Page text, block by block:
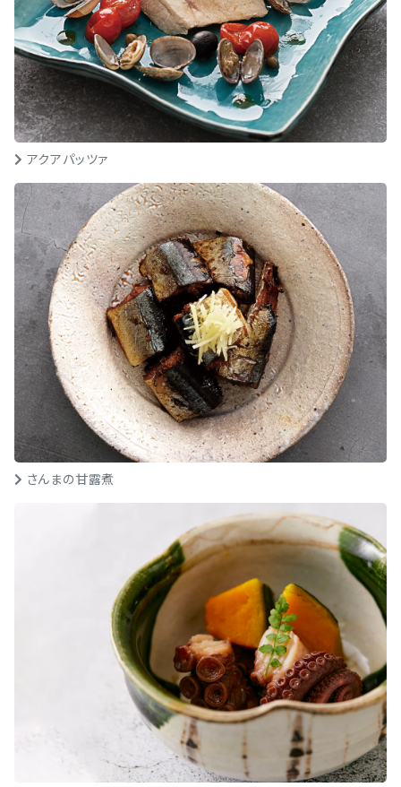
アクアパッツァ
さんまの甘露煮